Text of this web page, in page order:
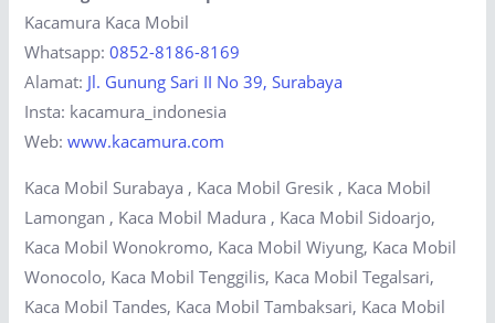
Kacamura Kaca Mobil
Whatsapp:0852-8186-8169
Alamat: Jl. Gunung Sari II No 39, Surabaya
Insta: kacamura_indonesia
Web:www.kacamura.com
Kaca Mobil Surabaya , Kaca Mobil Gresik , Kaca Mobil
Lamongan , Kaca Mobil Madura , Kaca Mobil Sidoarjo,
Kaca Mobil Wonokromo, Kaca Mobil Wiyung, Kaca Mobil
Wonocolo, Kaca Mobil Tenggilis, Kaca Mobil Tegalsari,
Kaca Mobil Tandes, Kaca Mobil Tambaksari, Kaca Mobil